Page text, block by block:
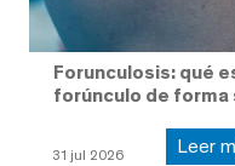
Forunculosis: qué
forúnculo de forma
31 jul 2026 Leer